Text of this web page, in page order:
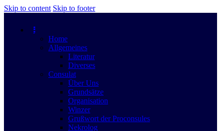
Skip to content Skip to footer
Home
Allgemeines
Literatur
Diverses
Consulat
Über Uns
Grundsätze
Organisation
Winzer
Grußwort der Proconsules
Nekrolog